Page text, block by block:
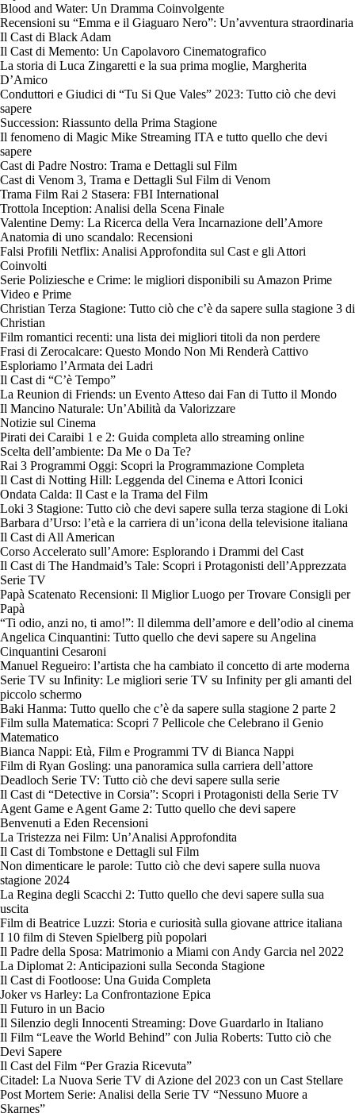
Blood and Water: Un Dramma Coinvolgente
Recensioni su “Emma e il Giaguaro Nero”: Un’avventura straordinaria
Il Cast di Black Adam
Il Cast di Memento: Un Capolavoro Cinematografico
La storia di Luca Zingaretti e la sua prima moglie, Margherita
D’Amico
Conduttori e Giudici di “Tu Si Que Vales” 2023: Tutto ciò che devi
sapere
Succession: Riassunto della Prima Stagione
Il fenomeno di Magic Mike Streaming ITA e tutto quello che devi
sapere
Cast di Padre Nostro: Trama e Dettagli sul Film
Cast di Venom 3, Trama e Dettagli Sul Film di Venom
Trama Film Rai 2 Stasera: FBI International
Trottola Inception: Analisi della Scena Finale
Valentine Demy: La Ricerca della Vera Incarnazione dell’Amore
Anatomia di uno scandalo: Recensioni
Falsi Profili Netflix: Analisi Approfondita sul Cast e gli Attori
Coinvolti
Serie Poliziesche e Crime: le migliori disponibili su Amazon Prime
Video e Prime
Christian Terza Stagione: Tutto ciò che c’è da sapere sulla stagione 3 di
Christian
Film romantici recenti: una lista dei migliori titoli da non perdere
Frasi di Zerocalcare: Questo Mondo Non Mi Renderà Cattivo
Esploriamo l’Armata dei Ladri
Il Cast di “C’è Tempo”
La Reunion di Friends: un Evento Atteso dai Fan di Tutto il Mondo
Il Mancino Naturale: Un’Abilità da Valorizzare
Notizie sul Cinema
Pirati dei Caraibi 1 e 2: Guida completa allo streaming online
Scelta dell’ambiente: Da Me o Da Te?
Rai 3 Programmi Oggi: Scopri la Programmazione Completa
Il Cast di Notting Hill: Leggenda del Cinema e Attori Iconici
Ondata Calda: Il Cast e la Trama del Film
Loki 3 Stagione: Tutto ciò che devi sapere sulla terza stagione di Loki
Barbara d’Urso: l’età e la carriera di un’icona della televisione italiana
Il Cast di All American
Corso Accelerato sull’Amore: Esplorando i Drammi del Cast
Il Cast di The Handmaid’s Tale: Scopri i Protagonisti dell’Apprezzata
Serie TV
Papà Scatenato Recensioni: Il Miglior Luogo per Trovare Consigli per
Papà
“Ti odio, anzi no, ti amo!”: Il dilemma dell’amore e dell’odio al cinema
Angelica Cinquantini: Tutto quello che devi sapere su Angelina
Cinquantini Cesaroni
Manuel Regueiro: l’artista che ha cambiato il concetto di arte moderna
Serie TV su Infinity: Le migliori serie TV su Infinity per gli amanti del
piccolo schermo
Baki Hanma: Tutto quello che c’è da sapere sulla stagione 2 parte 2
Film sulla Matematica: Scopri 7 Pellicole che Celebrano il Genio
Matematico
Bianca Nappi: Età, Film e Programmi TV di Bianca Nappi
Film di Ryan Gosling: una panoramica sulla carriera dell’attore
Deadloch Serie TV: Tutto ciò che devi sapere sulla serie
Il Cast di “Detective in Corsia”: Scopri i Protagonisti della Serie TV
Agent Game e Agent Game 2: Tutto quello che devi sapere
Benvenuti a Eden Recensioni
La Tristezza nei Film: Un’Analisi Approfondita
Il Cast di Tombstone e Dettagli sul Film
Non dimenticare le parole: Tutto ciò che devi sapere sulla nuova
stagione 2024
La Regina degli Scacchi 2: Tutto quello che devi sapere sulla sua
uscita
Film di Beatrice Luzzi: Storia e curiosità sulla giovane attrice italiana
I 10 film di Steven Spielberg più popolari
Il Padre della Sposa: Matrimonio a Miami con Andy Garcia nel 2022
La Diplomat 2: Anticipazioni sulla Seconda Stagione
Il Cast di Footloose: Una Guida Completa
Joker vs Harley: La Confrontazione Epica
Il Futuro in un Bacio
Il Silenzio degli Innocenti Streaming: Dove Guardarlo in Italiano
Il Film “Leave the World Behind” con Julia Roberts: Tutto ciò che
Devi Sapere
Il Cast del Film “Per Grazia Ricevuta”
Citadel: La Nuova Serie TV di Azione del 2023 con un Cast Stellare
Post Mortem Serie: Analisi della Serie TV “Nessuno Muore a
Skarnes”